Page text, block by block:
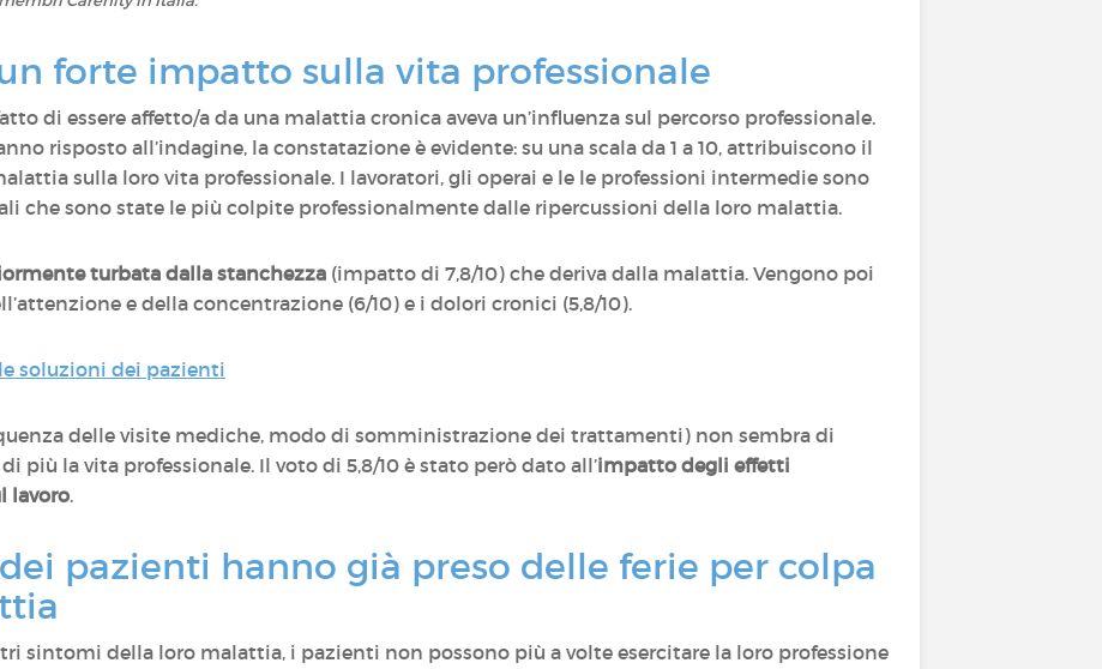
forte impatto sulla vita professionale
di essere affetto/a da una malattia cronica aveva un’influenza sul percorso professionale.
risposto all’indagine, la constatazione è evidente: su una scala da 1 a 10, attribuiscono il
sulla loro vita professionale. I lavoratori, gli operai e le le professioni intermedie sono
che sono state le più colpite professionalmente dalle ripercussioni della loro malattia.
turbata dalla stanchezza (impatto di 7,8/10) che deriva dalla malattia. Vengono poi
e della concentrazione (6/10) e i dolori cronici (5,8/10).
soluzioni dei pazienti
delle visite mediche, modo di somministrazione dei trattamenti) non sembra di
più la vita professionale. Il voto di 5,8/10 è stato però dato all’impatto degli effetti
lavoro.
pazienti hanno già preso delle ferie per colpa
sintomi della loro malattia, i pazienti non possono più a volte esercitare la loro professione